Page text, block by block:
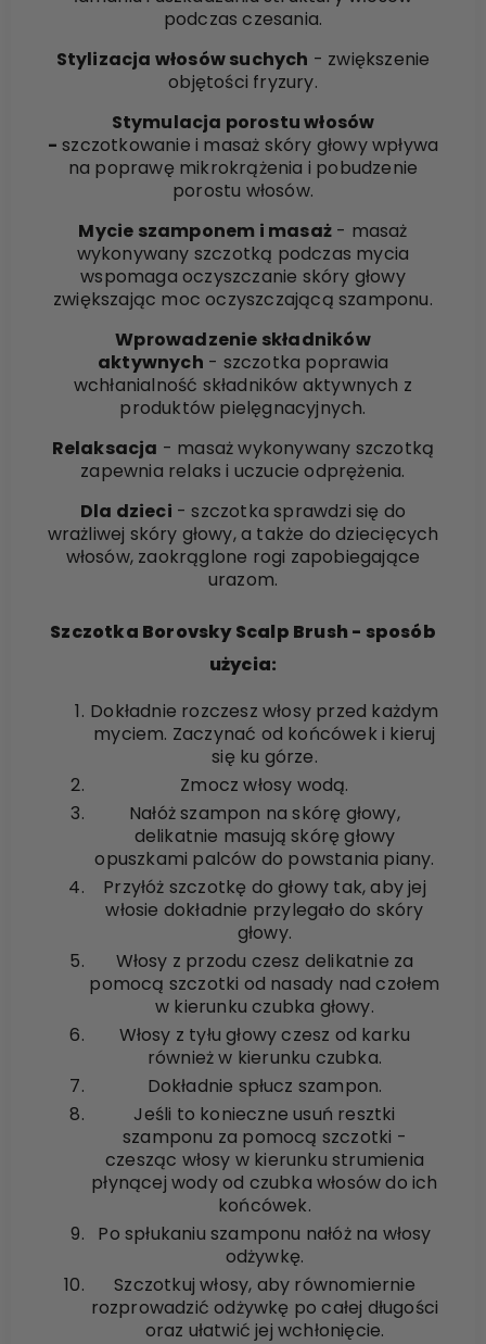
podczas czesania.
Stylizacja włosów suchych - zwiększenie
objętości fryzury.
Stymulacja porostu włosów
- szczotkowanie i masaż skóry głowy wpływa
na poprawę mikrokrążenia i pobudzenie
porostu włosów.
Mycie szamponem i masaż - masaż
wykonywany szczotką podczas mycia
wspomaga oczyszczanie skóry głowy
zwiększając moc oczyszczającą szamponu.
Wprowadzenie składników
aktywnych - szczotka poprawia
wchłanialność składników aktywnych z
produktów pielęgnacyjnych.
Relaksacja - masaż wykonywany szczotką
zapewnia relaks i uczucie odprężenia.
Dla dzieci - szczotka sprawdzi się do
wrażliwej skóry głowy, a także do dziecięcych
włosów, zaokrąglone rogi zapobiegające
urazom.
Szczotka Borovsky Scalp Brush - sposób
użycia:
Dokładnie rozczesz włosy przed każdym
myciem. Zaczynać od końcówek i kieruj
się ku górze.
Zmocz włosy wodą.
Nałóż szampon na skórę głowy,
delikatnie masują skórę głowy
opuszkami palców do powstania piany.
Przyłóż szczotkę do głowy tak, aby jej
włosie dokładnie przylegało do skóry
głowy.
Włosy z przodu czesz delikatnie za
pomocą szczotki od nasady nad czołem
w kierunku czubka głowy.
Włosy z tyłu głowy czesz od karku
również w kierunku czubka.
Dokładnie spłucz szampon.
Jeśli to konieczne usuń resztki
szamponu za pomocą szczotki -
czesząc włosy w kierunku strumienia
płynącej wody od czubka włosów do ich
końcówek.
Po spłukaniu szamponu nałóż na włosy
odżywkę.
Szczotkuj włosy, aby równomiernie
rozprowadzić odżywkę po całej długości
oraz ułatwić jej wchłonięcie.